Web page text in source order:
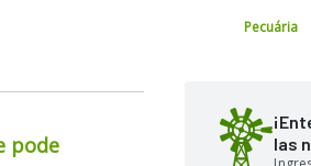
pode
Pecuária
las